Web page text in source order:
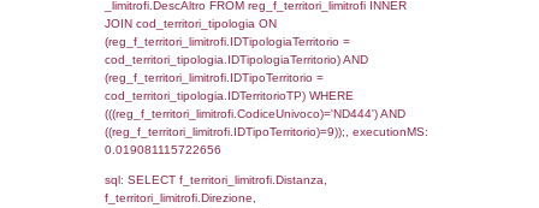
f_territori_limitrofi.Denominazione,
rofi.DescAltro FROM f_territori_limitrofi
cod_territori_tipologia ON
(f_territori_limitrofi.IDTipologiaTerritorio =
(f_territori_limitrofi.IDTipoTerritorio =